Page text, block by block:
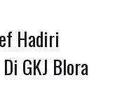
Hadiri
GKJ Blora